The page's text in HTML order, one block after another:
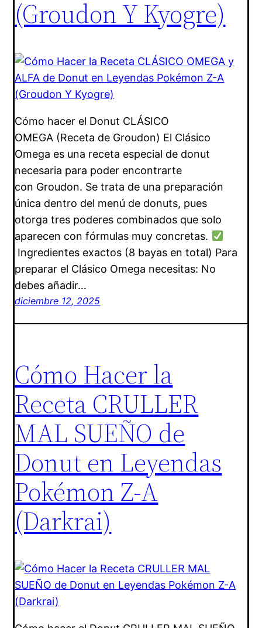
(Groudon Y Kyogre)
Cómo hacer el Donut CLÁSICO
OMEGA (Receta de Groudon) El Clásico
Omega es una receta especial de donut
necesaria para poder encontrarte
con Groudon. Se trata de una preparación
única dentro del menú de donuts, pues
otorga tres poderes combinados que solo
aparecen con fórmulas muy concretas.
Ingredientes exactos (8 bayas en total) Para
preparar el Clásico Omega necesitas: No
debes añadir…
diciembre 12, 2025
Cómo Hacer la
Receta CRULLER
MAL SUEÑO de
Donut en Leyendas
Pokémon Z-A
(Darkrai)